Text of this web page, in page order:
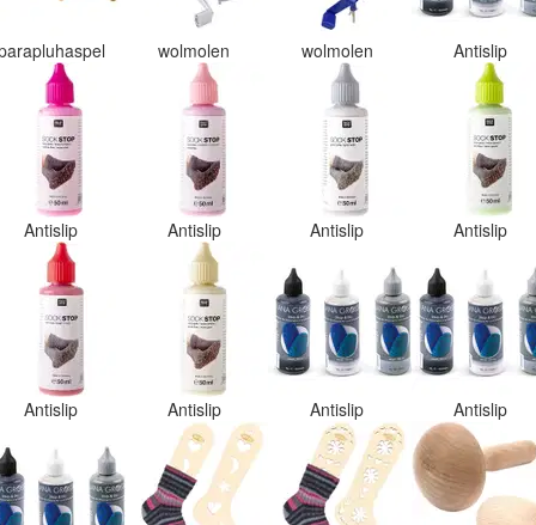
wolmolen wolmolen Antislip
Antislip Antislip Antislip Antislip
Antislip Antislip Antislip Antislip